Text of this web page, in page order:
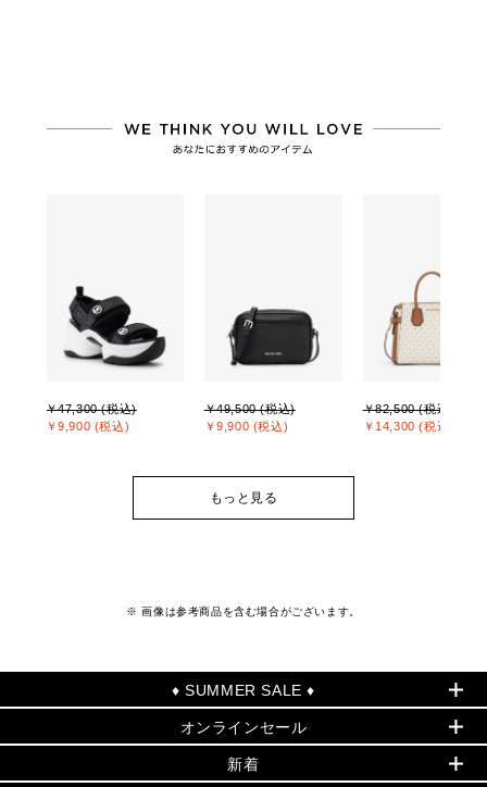
￥47,300 (税込)
￥9,900 (税込)
￥49,500 (税込)
￥9,900 (税込)
￥82,500 (税込)
￥14,300 (税込)
もっと見る
※ 画像は参考商品を含む場合がございます。
♦ SUMMER SALE ♦
セールおすすめアイテム
▶ ウィメンズ
オンラインセール
PRODUCT OF THE MONTH - 今月の特別価格
新着